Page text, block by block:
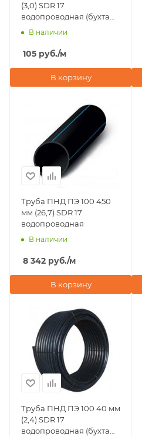
(3,0) SDR 17
водопроводная (бухта
50 м)
В наличии
105 руб./м
В корзину
Труба ПНД ПЭ 100 450
мм (26,7) SDR 17
водопроводная
В наличии
8 342 руб./м
В корзину
Труба ПНД ПЭ 100 40 мм
(2,4) SDR 17
водопроводная (бухта